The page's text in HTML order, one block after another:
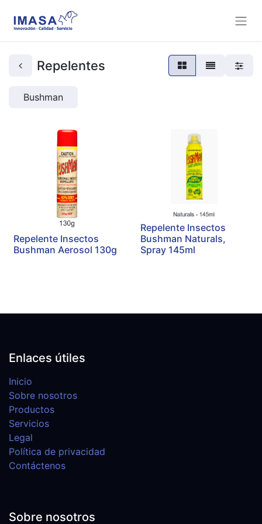
Repelentes
Bushman
Repelente Insectos
Bushman Aerosol 130g
Repelente Insectos
Bushman Naturals,
Spray 145ml
Enlaces útiles
Inicio
Sobre nosotros
Productos
Servicios
Legal
Política de privacidad
Contáctenos
Sobre nosotros